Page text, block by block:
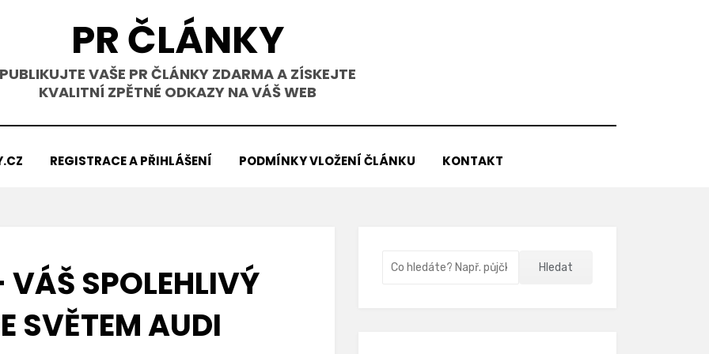
PR ČLÁNKY
PUBLIKUJTE VAŠE PR ČLÁNKY ZDARMA A ZÍSKEJTE
KVALITNÍ ZPĚTNÉ ODKAZY NA VÁŠ WEB
REGISTRACE A PŘIHLÁŠENÍ PODMÍNKY VLOŽENÍ ČLÁNKU KONTAKT
SPOLEHLIVÝ
SVĚTEM AUDI
Vyhledávání
Hledat